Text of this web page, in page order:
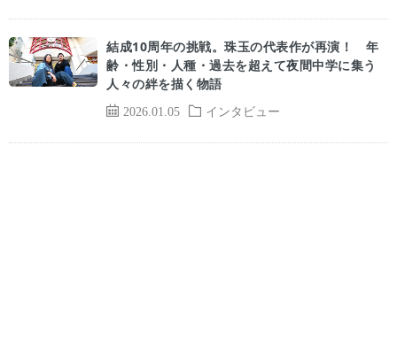
2026.01.05 インタビュー
結成10周年の挑戦。珠玉の代表作が再演！ 年
齢・性別・人種・過去を超えて夜間中学に集う
人々の絆を描く物語